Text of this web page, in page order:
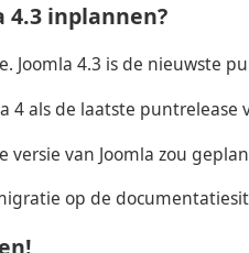
4.3 inplannen?
Joomla 4.3 is de nieuwste
4 als de laatste puntrelease
van Joomla zou
op de